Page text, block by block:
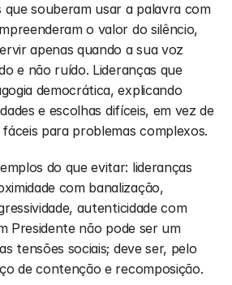
que souberam usar a palavra com
o valor do silêncio,
apenas quando a sua voz
e não ruído. Lideranças que
democrática, explicando
e escolhas difíceis, em vez de
para problemas complexos.
do que evitar: lideranças
com banalização,
autenticidade com
Presidente não pode ser um
tensões sociais; deve ser, pelo
de contenção e recomposição.